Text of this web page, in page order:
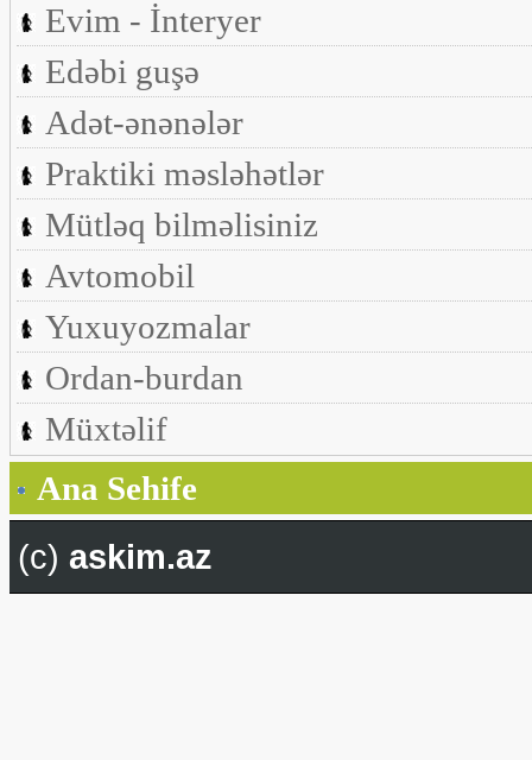
Evim - İnteryer
Edəbi guşə
Adət-ənənələr
Praktiki məsləhətlər
Mütləq bilməlisiniz
Avtomobil
Yuxuyozmalar
Ordan-burdan
Müxtəlif
Ana Sehife
(c) askim.az